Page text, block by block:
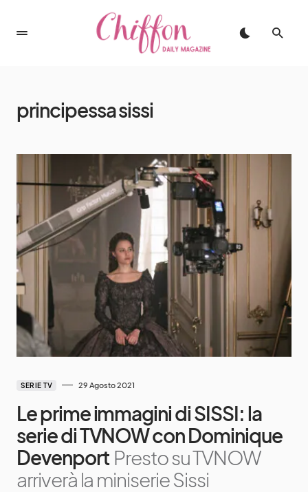
principessa sissi
SERIE TV 29 Agosto 2021
Le prime immagini di SISSI: la
serie di TVNOW con Dominique
Devenport Presto su TVNOW
arriverà la miniserie Sissi